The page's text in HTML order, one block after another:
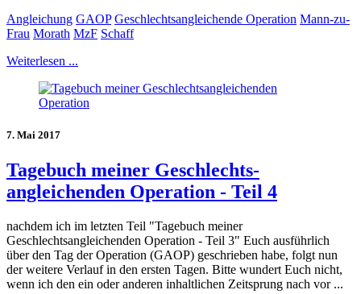
Angleichung GAOP Geschlechtsangleichende Operation Mann-zu-
Frau Morath MzF Schaff
Weiterlesen ...
7. Mai 2017
Tagebuch meiner Geschlechts-
angleichenden Operation - Teil 4
nachdem ich im letzten Teil "Tagebuch meiner
Geschlechtsangleichenden Operation - Teil 3" Euch ausführlich
über den Tag der Operation (GAOP) geschrieben habe, folgt nun
der weitere Verlauf in den ersten Tagen. Bitte wundert Euch nicht,
wenn ich den ein oder anderen inhaltlichen Zeitsprung nach vor ...